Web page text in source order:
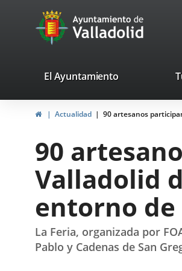
Portal
Web
Ayuntamiento
de
valladolid.es
El Ayuntamiento
HomeActualidad 90 artesanos
90
Valladolid
entorno de
La Feria, organizada por
Pablo y Cadenas de San